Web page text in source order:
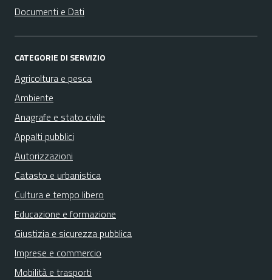
Documenti e Dati
CATEGORIE DI SERVIZIO
Agricoltura e pesca
Ambiente
Anagrafe e stato civile
Appalti pubblici
Autorizzazioni
Catasto e urbanistica
Cultura e tempo libero
Educazione e formazione
Giustizia e sicurezza pubblica
Imprese e commercio
Mobilità e trasporti